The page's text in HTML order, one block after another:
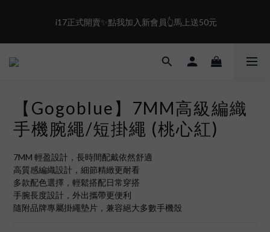
盛夏限定☀️週週抽LINE POINT｜滿1000即享免運
3
10
i17正式開賣✨點我加入新會員👆馬上送50元
盛夏限定☀️週週抽LINE POINT｜滿1000即享免運
【Gogoblue】7MM高級編織
手機腕繩/短掛繩 (桃心紅)
7MM 輕盈設計，長時間配戴依然舒適
高質感編織設計，細節精緻更耐看
多款配色選擇，輕鬆搭配日常穿搭
手腕長度設計，外出攜帶更便利
隨附品牌專屬掛繩墊片，兼容絕大多數手機殼